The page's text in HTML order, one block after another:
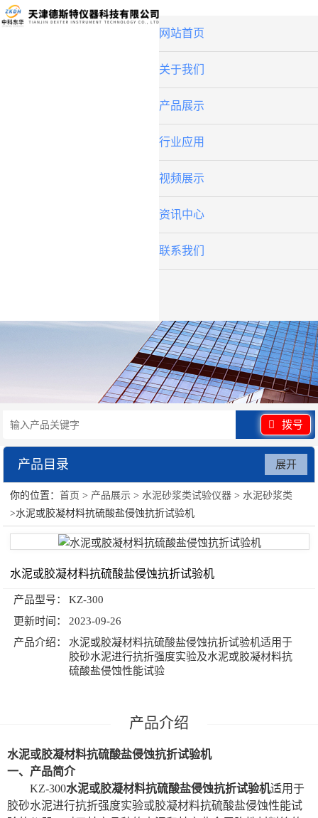
网站首页
关于我们
产品展示
行业应用
视频展示
资讯中心
联系我们
拨号
产品目录
水泥砂浆类试验仪器
展开
你的位置：首页 > 产品展示 >水泥砂浆类试验仪器 >水泥砂浆类
>水泥或胶凝材料抗硫酸盐侵蚀抗折试验机
水泥或胶凝材料抗硫酸盐侵蚀抗折试验机
产品型号：
KZ-300
更新时间：
2023-09-26
产品介绍：
水泥或胶凝材料抗硫酸盐侵蚀抗折试验机适用于
胶砂水泥进行抗折强度实验及水泥或胶凝材料抗
硫酸盐侵蚀性能试验
水泥或胶凝材料抗硫酸盐侵蚀抗折试验机
一、产品简介
KZ-300水泥或胶凝材料抗硫酸盐侵蚀抗折试验机适用于
胶砂水泥进行抗折强度实验或胶凝材料抗硫酸盐侵蚀性能试